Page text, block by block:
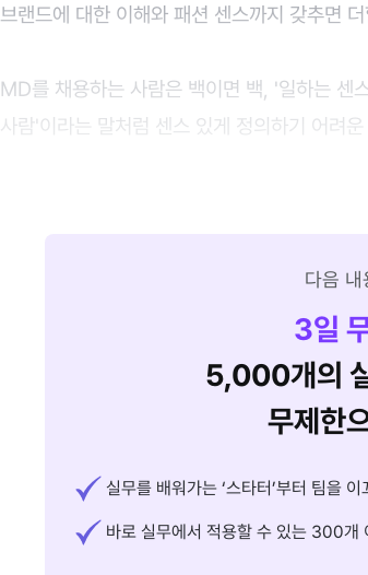
브랜드에 대한 이해와 패션 센스까지 갖추면
MD를 채용하는 사람은 백이면 백, '일하는 센
사람'이라는 말처럼 센스 있게 정의하기 어려
다음 내
3일
5,000개의
무제한
실무를 배워가는 ‘스타터’부터 팀을
바로 실무에서 적용할 수 있는 300개